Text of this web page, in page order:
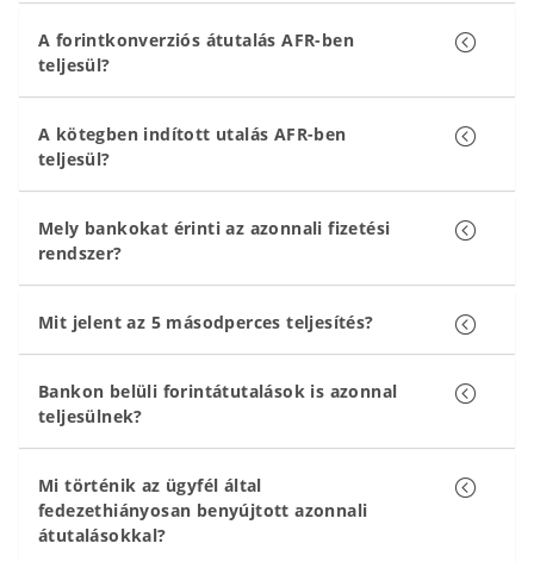
A forintkonverziós átutalás AFR-ben
teljesül?
A kötegben indított utalás AFR-ben
teljesül?
Mely bankokat érinti az azonnali fizetési
rendszer?
Mit jelent az 5 másodperces teljesítés?
Bankon belüli forintátutalások is azonnal
teljesülnek?
Mi történik az ügyfél által
fedezethiányosan benyújtott azonnali
átutalásokkal?